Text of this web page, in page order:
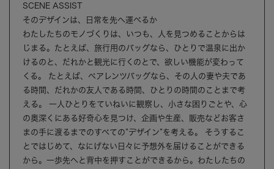
SCENE ASSIST
そのデザインは、日常を先へ運べるか
わたしたちのモノづくりは、いつも、人を見つめることからは
じまる。たとえば、旅行用のバッグなら、ひとりで温泉に出か
けるのと、だれかと観光に行くのとで、欲しい機能が変わって
くる。 たとえば、ペアレンツバッグなら、その人の妻や夫であ
る時間、だれかの友人である時間、ひとりの時間のことまで考
える。 一人ひとりをていねいに観察し、小さな困りごとや、心
の奥深くにある好奇心を見つけ、企画や生産、販売などお客さ
まの手に渡るまでのすべての”デザイン”を考える。 そうするこ
とではじめて、なにげない日々に予想外を届けることができる
から。一歩先へと背中を押すことができるから。わたしたちの